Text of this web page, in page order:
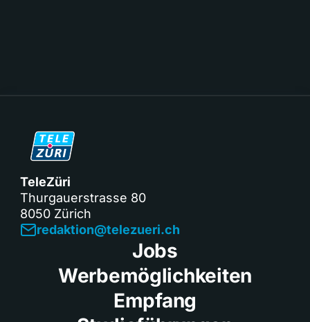
TeleZüri
Thurgauerstrasse 80
8050 Zürich
redaktion@telezueri.ch
Jobs
Werbemöglichkeiten
Empfang